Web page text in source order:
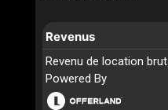
Revenus
Revenu de location brut
Powered By